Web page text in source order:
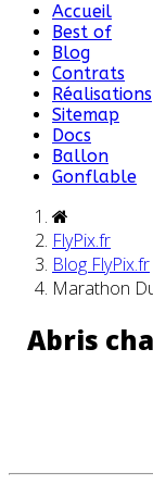
Accueil
Best of
Blog
Contrats
Réalisations
Sitemap
Docs
Ballon
Gonflable
FlyPix.fr
Blog FlyPix.fr
Marathon
Abris